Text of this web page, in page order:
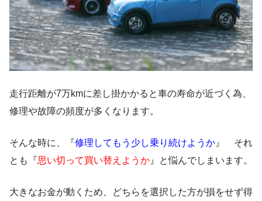
走行距離が7万kmに差し掛かかると車の寿命が近づく為、
修理や故障の頻度が多くなります。
そんな時に、『修理してもう少し乗り続けようか 』 それ
とも『思い切って買い替えようか 』と悩んでしまいます。
大きなお金が動くため、どちらを選択した方が損をせず得